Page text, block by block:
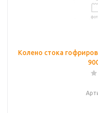
Колено стока